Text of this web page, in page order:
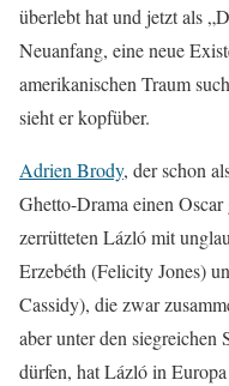
überlebt hat und jetzt als
Neuanfang, eine neue
amerikanischen Traum
sieht er kopfüber.
Adrien Brody, der schon
Ghetto-Drama einen
zerrütteten Lázló mit
Erzebéth (Felicity Jones)
Cassidy), die zwar
aber unter den siegreichen
dürfen, hat Lázló in